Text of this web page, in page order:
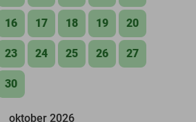
16 17 18 19 20
23 24 25 26 27
30
oktober 2026